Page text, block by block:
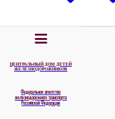
ЦЕНТРАЛЬНЫЙ ДОМ ДЕТЕЙ
ЖЕЛЕЗНОДОРОЖНИКОВ
Федеральное агентство
железнодорожного транспорта
Российской Федерации